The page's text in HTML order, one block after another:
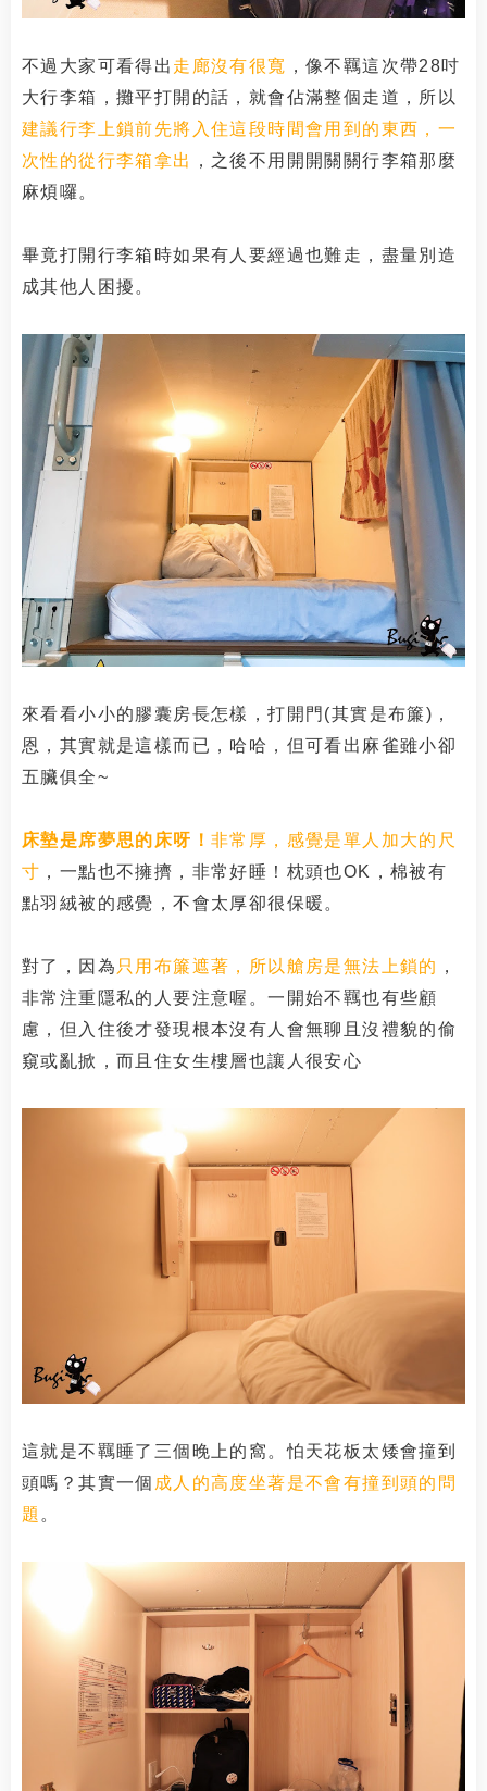
不過大家可看得出 走廊沒有很寬 ，像不羈這次帶28吋
大行李箱，攤平打開的話，就會佔滿整個走道，所以
建議行李上鎖前先將入住這段時間會用到的東西，一
次性的從行李箱拿出
，之後不用開開關關行李箱那麼
麻煩囉。
畢竟打開行李箱時如果有人要經過也難走，盡量別造
成其他人困擾。
來看看小小的膠囊房長怎樣，打開門(其實是布簾)，
恩，其實就是這樣而已，哈哈，但可看出麻雀雖小卻
五臟俱全~
床墊是席夢思的床呀！ 非常厚，感覺是單人加大的尺
寸 ，一點也不擁擠，非常好睡！枕頭也OK，棉被有
點羽絨被的感覺，不會太厚卻很保暖。
對了，因為 只用布簾遮著，所以艙房是無法上鎖的 ，
非常注重隱私的人要注意喔。一開始不羈也有些顧
慮，但入住後才發現根本沒有人會無聊且沒禮貌的偷
窺或亂掀，而且住女生樓層也讓人很安心
這就是不羈睡了三個晚上的窩。怕天花板太矮會撞到
頭嗎？其實一個 成人的高度坐著是不會有撞到頭的問
題 。